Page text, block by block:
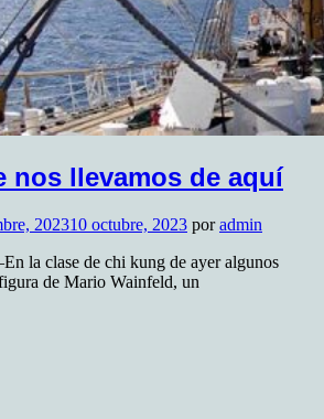
nos llevamos de aquí
202310 octubre, 2023 poradmin
la clase de chi kung de ayer algunos
de Mario Wainfeld, un